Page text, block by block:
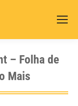
– Folha de
Mais